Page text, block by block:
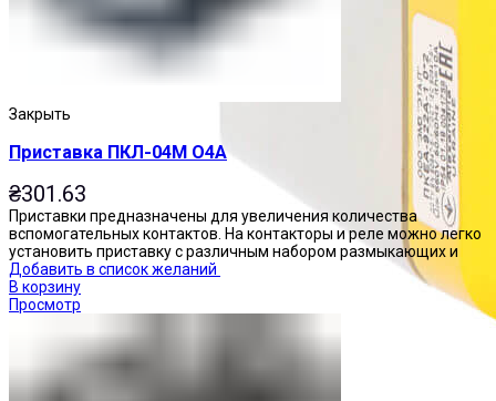
Закрыть
Приставка ПКЛ-04М О4А
₴301.63
Приставки предназначены для увеличения количества
вспомогательных контактов. На контакторы и реле можно легко
установить приставку с различным набором размыкающих и
Добавить в список желаний
В корзину
Просмотр